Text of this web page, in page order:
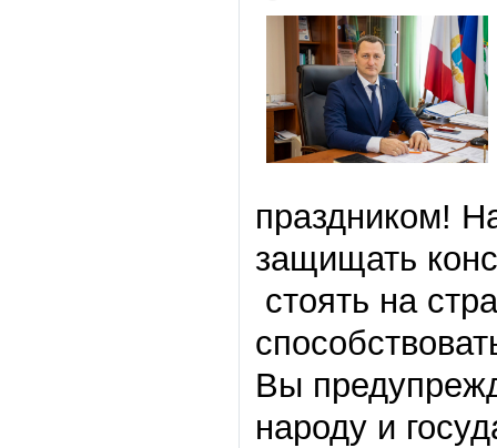
праздником!
защищать
стоять на
Вы
народу и